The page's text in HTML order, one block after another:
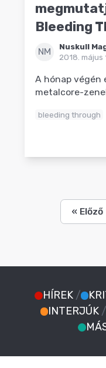
Bleeding
NM
Nuskull
2018. május
A hónap végén
metalcore-
bleeding through
« Előző
HÍREK /
INTERJÚK